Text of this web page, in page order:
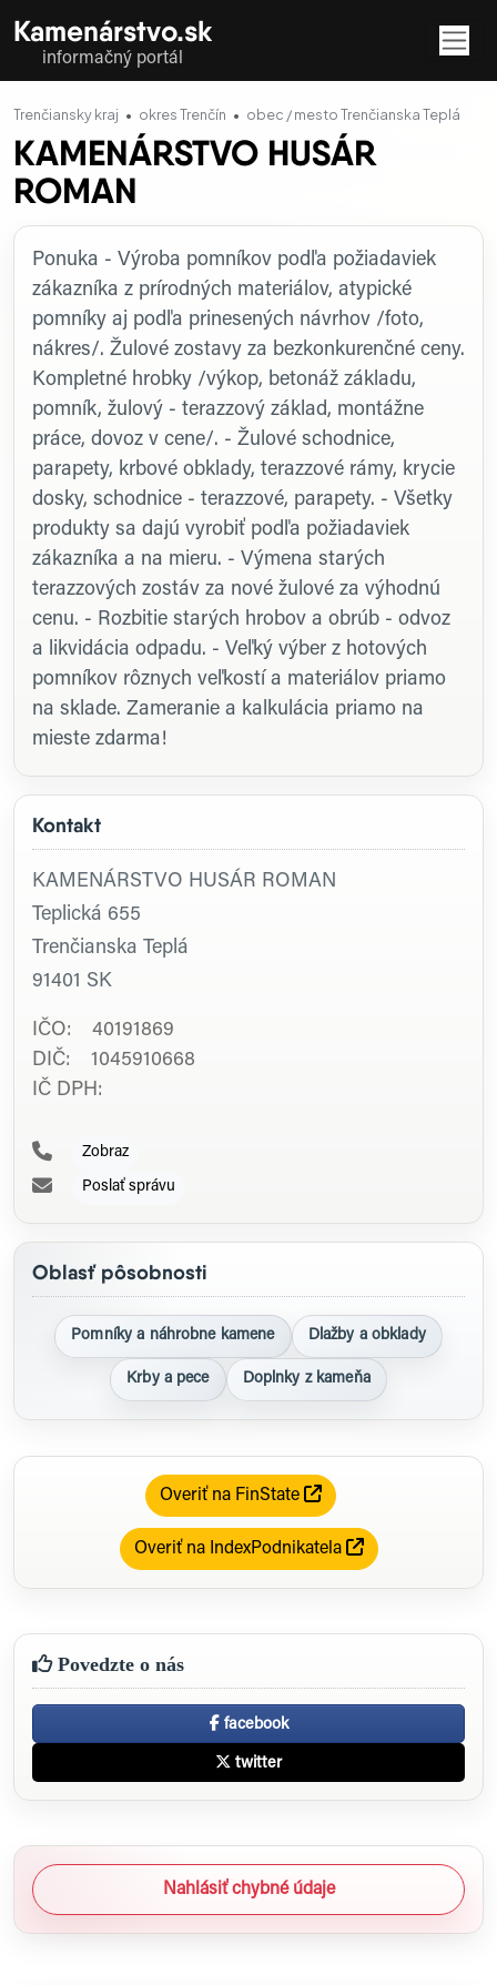
Kamenárstvo.sk
informačný portál
Trenčiansky kraj okres Trenčín obec / mesto Trenčianska Teplá
KAMENÁRSTVO HUSÁR
ROMAN
Kontakt
KAMENÁRSTVO HUSÁR ROMAN
Teplická 655
Trenčianska Teplá
91401 SK
IČO: 40191869
DIČ: 1045910668
IČ DPH:
Zobraz
Poslať správu
Oblasť pôsobnosti
Pomníky a náhrobne kamene Dlažby a obklady
Krby a pece Doplnky z kameňa
Overiť na FinState
Overiť na IndexPodnikatela
Povedzte o nás
facebook
twitter
Nahlásiť chybné údaje
Profil firmy
Ponuka - Výroba pomníkov podľa požiadaviek
zákazníka z prírodných materiálov, atypické
pomníky aj podľa prinesených návrhov /foto,
nákres/. Žulové zostavy za bezkonkurenčné ceny.
Kompletné hrobky /výkop, betonáž základu,
pomník, žulový - terazzový základ, montážne
práce, dovoz v cene/. - Žulové schodnice,
parapety, krbové obklady, terazzové rámy, krycie
dosky, schodnice - terazzové, parapety. - Všetky
produkty sa dajú vyrobiť podľa požiadaviek
zákazníka a na mieru. - Výmena starých
terazzových zostáv za nové žulové za výhodnú
cenu. - Rozbitie starých hrobov a obrúb - odvoz
a likvidácia odpadu. - Veľký výber z hotových
pomníkov rôznych veľkostí a materiálov priamo
na sklade. Zameranie a kalkulácia priamo na
mieste zdarma!